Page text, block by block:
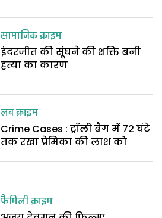
सामाजिक क्राइम
इंदरजीत की सूंघने की शक्ति बनी
हत्या का कारण
लव क्राइम
Crime Cases : ट्रॉली बैग में 72 घंटे
तक रखा प्रेमिका की लाश को
फैमिली क्राइम